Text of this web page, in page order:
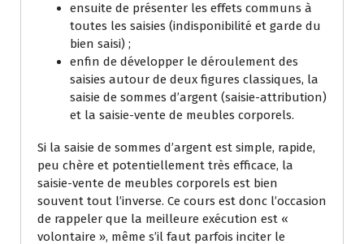
ensuite de présenter les effets communs à
toutes les saisies (indisponibilité et garde du
bien saisi) ;
enfin de développer le déroulement des
saisies autour de deux figures classiques, la
saisie de sommes d’argent (saisie-attribution)
et la saisie-vente de meubles corporels.
Si la saisie de sommes d’argent est simple, rapide,
peu chère et potentiellement très efficace, la
saisie-vente de meubles corporels est bien
souvent tout l’inverse. Ce cours est donc l’occasion
de rappeler que la meilleure exécution est «
volontaire », même s’il faut parfois inciter le